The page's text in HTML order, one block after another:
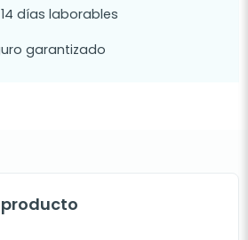
días laborables
garantizado
producto